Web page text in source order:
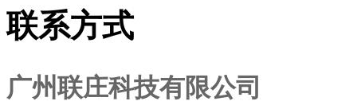
联系方式
广州联庄科技有限公司